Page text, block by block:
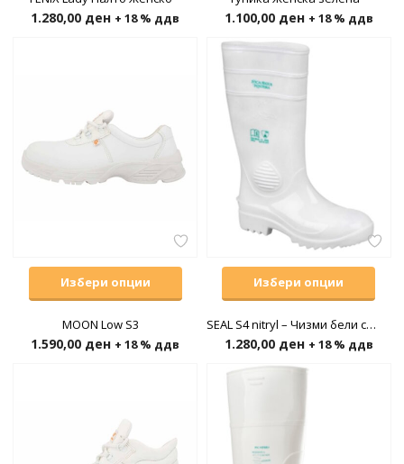
1.280,00 ден + 18 % ддв 1.100,00 ден + 18 % ддв
Избери опции
MOON Low S3
1.590,00 ден + 18 % ддв
Избери опции
SEAL S4 nitryl – Чизми бели со челична капа
1.280,00 ден + 18 % ддв